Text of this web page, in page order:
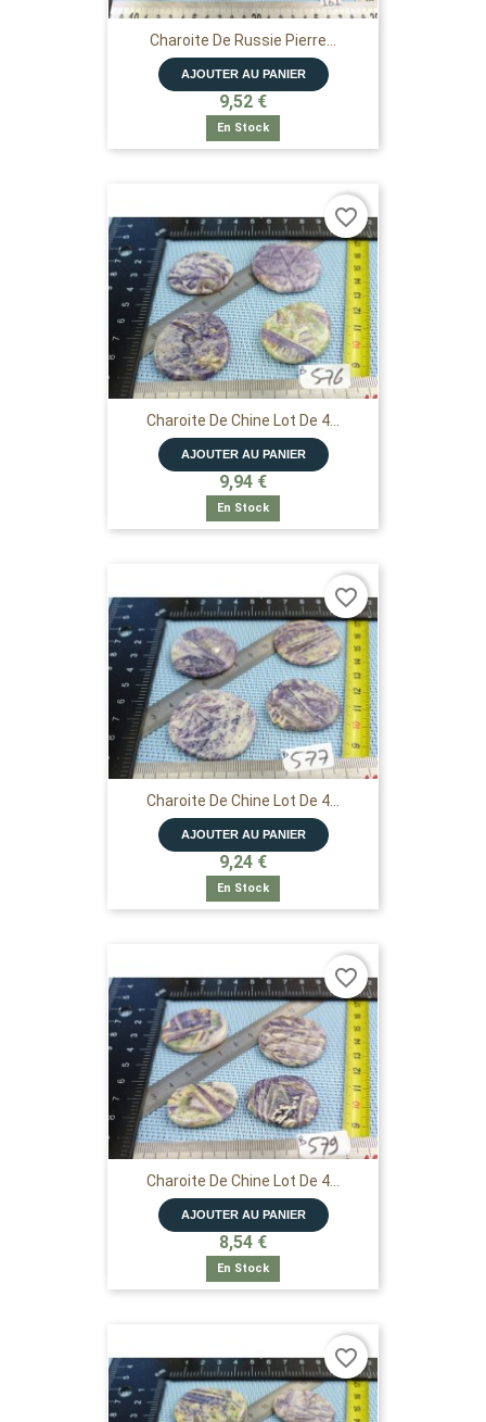
Charoite De Russie Pierre...
AJOUTER AU PANIER
9,52 €
En Stock
Charoite De Chine Lot De 4...
AJOUTER AU PANIER
9,94 €
En Stock
favorite_border
Charoite De Chine Lot De 4...
AJOUTER AU PANIER
9,24 €
En Stock
favorite_border
Charoite De Chine Lot De 4...
AJOUTER AU PANIER
8,54 €
En Stock
favorite_border
favorite_border